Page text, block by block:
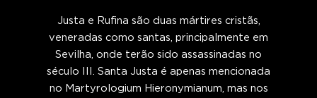
Justa e Rufina são duas mártires cristãs,
veneradas como santas, principalmente em
Sevilha, onde terão sido assassinadas no
século III. Santa Justa é apenas mencionada
no Martyrologium Hieronymianum, mas nos